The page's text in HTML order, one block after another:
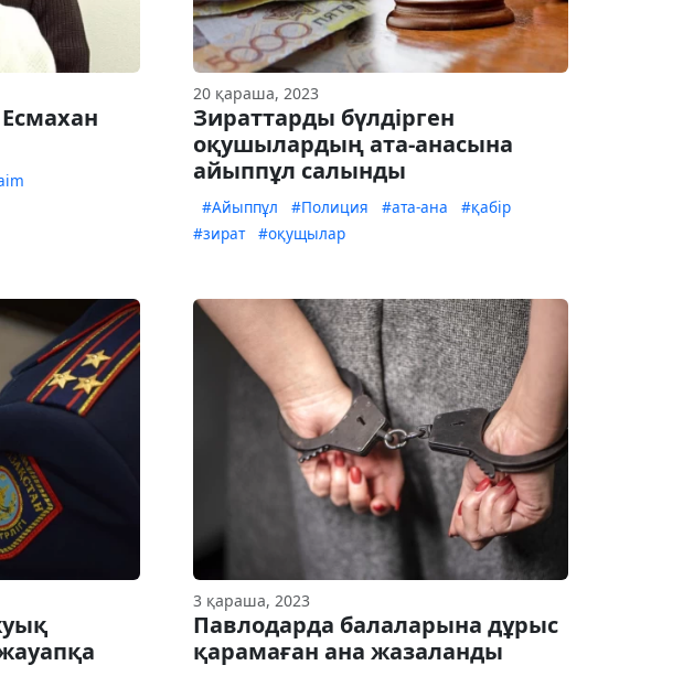
20 қараша, 2023
Зираттарды бүлдірген
оқушылардың ата-анасына
айыппұл салынды
#Айыппұл #Полиция #ата-ана
#қабір
#зират
#оқущылар
3 қараша, 2023
Павлодарда балаларына дұрыс
қарамаған ана жазаланды